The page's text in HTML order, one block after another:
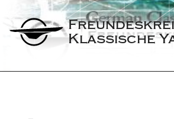
Klassische